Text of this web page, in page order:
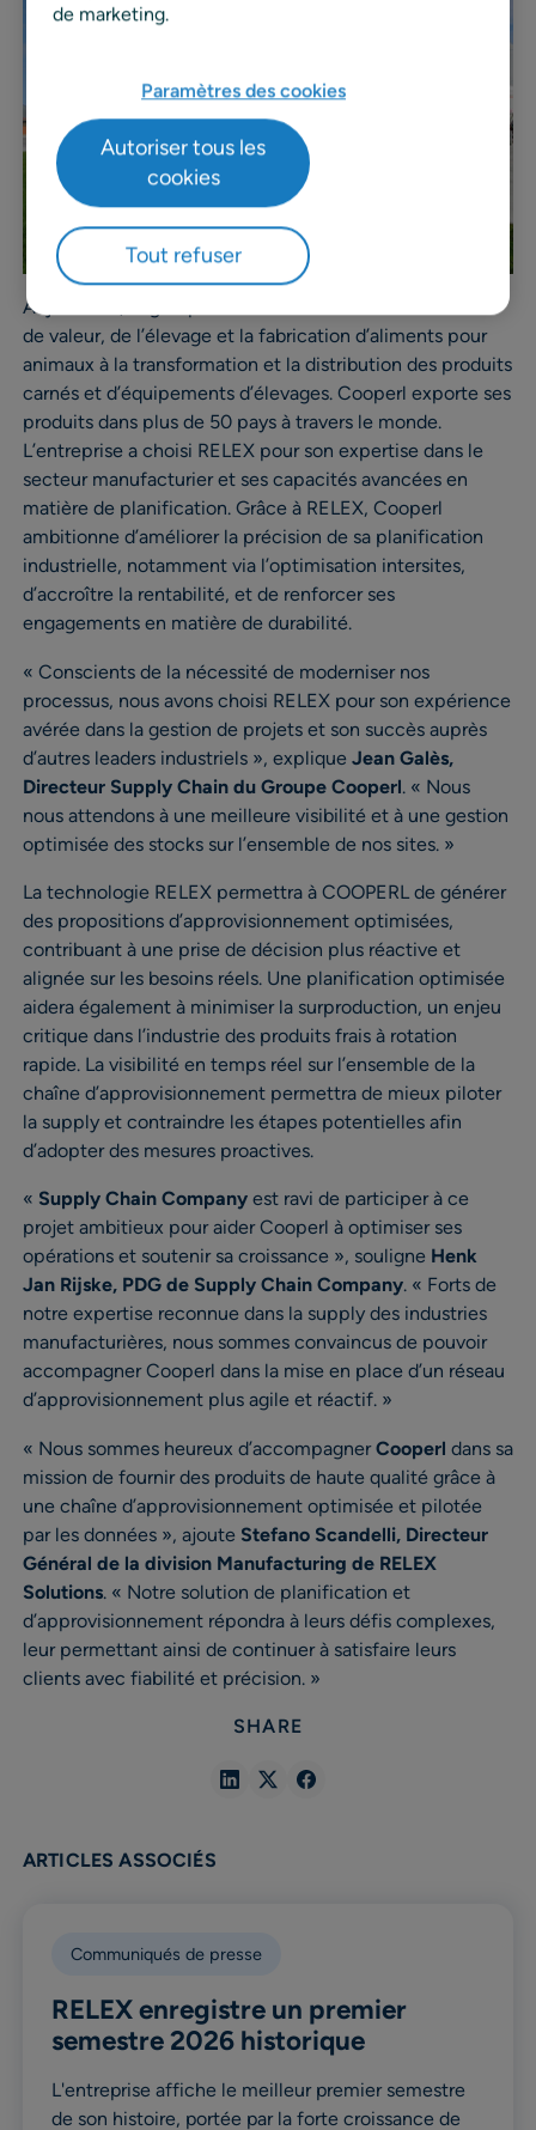
Aujourd’hui, le groupe maîtrise l’ensemble de la chaîne
de valeur, de l’élevage et la fabrication d’aliments pour
animaux à la transformation et la distribution des produits
carnés et d’équipements d’élevages. Cooperl exporte ses
produits dans plus de 50 pays à travers le monde.
L’entreprise a choisi RELEX pour son expertise dans le
secteur manufacturier et ses capacités avancées en
matière de planification. Grâce à RELEX, Cooperl
ambitionne d’améliorer la précision de sa planification
industrielle, notamment via l’optimisation intersites,
d’accroître la rentabilité, et de renforcer ses
engagements en matière de durabilité.
« Conscients de la nécessité de moderniser nos
processus, nous avons choisi RELEX pour son expérience
avérée dans la gestion de projets et son succès auprès
d’autres leaders industriels », explique Jean Galès,
Directeur Supply Chain du Groupe Cooperl. « Nous
nous attendons à une meilleure visibilité et à une gestion
optimisée des stocks sur l’ensemble de nos sites. »
La technologie RELEX permettra à COOPERL de générer
des propositions d’approvisionnement optimisées,
contribuant à une prise de décision plus réactive et
alignée sur les besoins réels. Une planification optimisée
aidera également à minimiser la surproduction, un enjeu
critique dans l’industrie des produits frais à rotation
rapide. La visibilité en temps réel sur l’ensemble de la
chaîne d’approvisionnement permettra de mieux piloter
la supply et contraindre les étapes potentielles afin
d’adopter des mesures proactives.
« Supply Chain Company est ravi de participer à ce
projet ambitieux pour aider Cooperl à optimiser ses
opérations et soutenir sa croissance », souligne Henk
Jan Rijske, PDG de Supply Chain Company. « Forts de
notre expertise reconnue dans la supply des industries
manufacturières, nous sommes convaincus de pouvoir
accompagner Cooperl dans la mise en place d’un réseau
d’approvisionnement plus agile et réactif. »
« Nous sommes heureux d’accompagnerCooperl dans sa
mission de fournir des produits de haute qualité grâce à
une chaîne d’approvisionnement optimisée et pilotée
par les données », ajoute Stefano Scandelli, Directeur
Général de la division Manufacturing de RELEX
Solutions. « Notre solution de planification et
d’approvisionnement répondra à leurs défis complexes,
leur permettant ainsi de continuer à satisfaire leurs
clients avec fiabilité et précision. »
SHARE
ShareShareShare
ARTICLES ASSOCIÉS
Communiqués de presse
RELEX enregistre un premier
semestre 2026 historique
L'entreprise affiche le meilleur premier semestre
de son histoire, portée par la forte croissance de
de marketing.
Paramètres des cookies
Tout refuser
Autoriser tous les
cookies